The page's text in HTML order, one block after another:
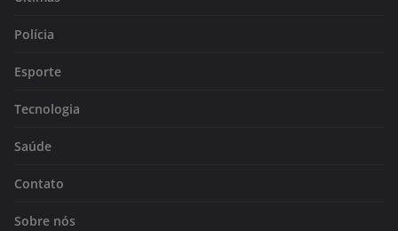
Polícia
Esporte
Tecnologia
Saúde
Contato
Sobre nós